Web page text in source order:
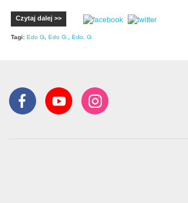
Czytaj dalej >>
Tagi: Edo G, Edo G., Edo. G